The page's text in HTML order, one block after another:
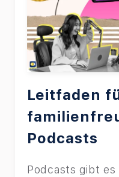
Leitfaden
Podcasts
Podcasts gibt